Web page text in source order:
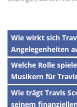
Wie wirkt sich
Angelegenheiten
Welche Rolle
Musikern für
Wie trägt Travis
seinem